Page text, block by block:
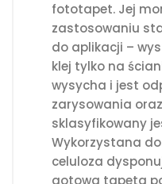
fototapet. Jej
zastosowaniu
do aplikacji –
klej tylko na
wysycha i jest
zarysowania
sklasyfikowany
Wykorzystana
celuloza